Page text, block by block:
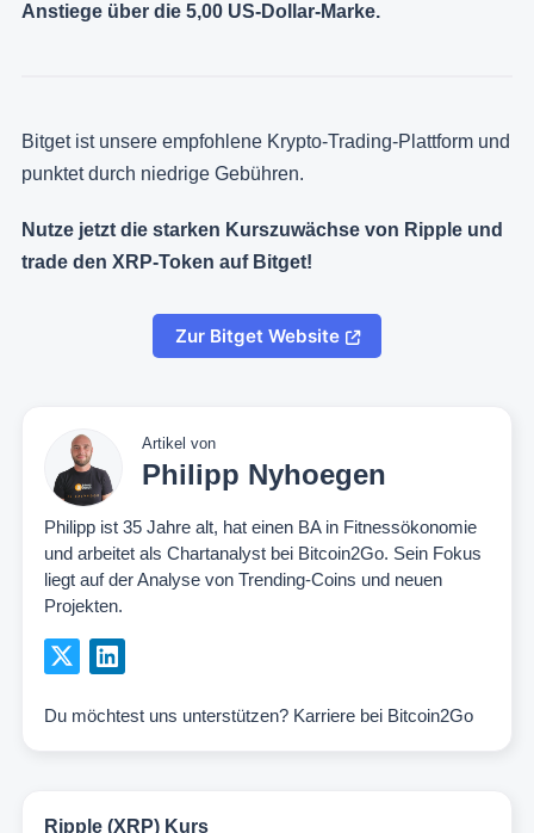
Anstiege über die 5,00 US-Dollar-Marke.
Bitget ist unsere empfohlene Krypto-Trading-Plattform und
punktet durch niedrige Gebühren.
Nutze jetzt die starken Kurszuwächse von Ripple und
trade den XRP-Token auf Bitget!
Zur Bitget Website
Artikel von
Philipp Nyhoegen
Philipp ist 35 Jahre alt, hat einen BA in Fitnessökonomie
und arbeitet als Chartanalyst bei Bitcoin2Go. Sein Fokus
liegt auf der Analyse von Trending-Coins und neuen
Projekten.
Du möchtest uns unterstützen? Karriere bei Bitcoin2Go
Ripple (XRP) Kurs